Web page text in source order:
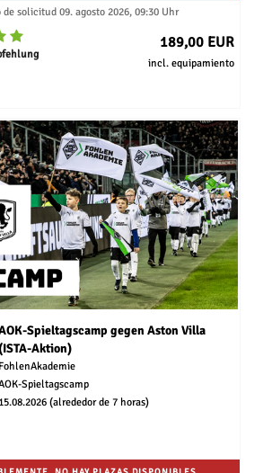
solicitud 09. agosto 2026, 09:30 Uhr
189,00 EUR
incl. equipamiento
Spieltagscamp gegen Aston Villa
Aktion)
FohlenAkademie
Spieltagscamp
15.08.2026 (alrededor de 7 horas)